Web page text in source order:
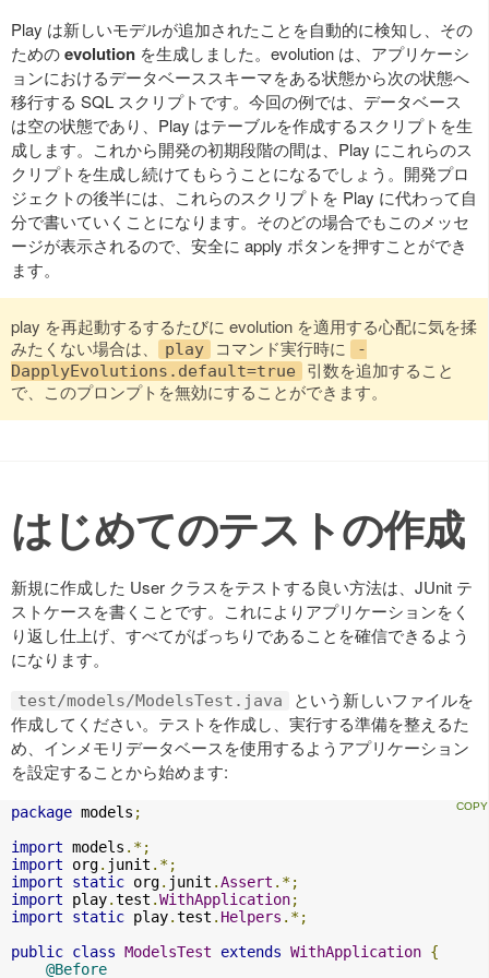
Play は新しいモデルが追加されたことを自動的に検知し、その
ためのevolution を生成しました。evolution は、アプリケーシ
ョンにおけるデータベーススキーマをある状態から次の状態へ
移行する SQL スクリプトです。今回の例では、データベース
は空の状態であり、Play はテーブルを作成するスクリプトを生
成します。これから開発の初期段階の間は、Play にこれらのス
クリプトを生成し続けてもらうことになるでしょう。開発プロ
ジェクトの後半には、これらのスクリプトを Play に代わって自
分で書いていくことになります。そのどの場合でもこのメッセ
ージが表示されるので、安全に apply ボタンを押すことができ
ます。
play を再起動するするたびに evolution を適用する心配に気を揉
みたくない場合は、
play コマンド実行時に
-
DapplyEvolutions.default=true
引数を追加すること
で、このプロンプトを無効にすることができます。
はじめてのテストの作成
新規に作成した User クラスをテストする良い方法は、JUnit テ
ストケースを書くことです。これによりアプリケーションをく
り返し仕上げ、すべてがばっちりであることを確信できるよう
になります。
test/models/ModelsTest.java
という新しいファイルを
作成してください。テストを作成し、実行する準備を整えるた
め、インメモリデータベースを使用するようアプリケーション
を設定することから始めます:
package models ;
import models .*;
import org. junit .*;
import
static org. junit .Assert .*;
import play.test .WithApplication;
import
static play.test . Helpers .*;
public class ModelsTest extends WithApplication {
@Before